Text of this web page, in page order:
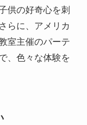
供の好奇心を刺
らに、アメリカ
室主催のパーテ
、色々な体験を